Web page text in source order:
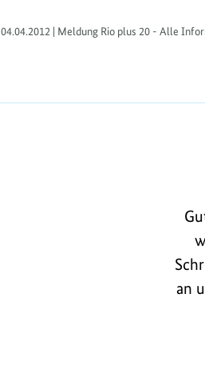
gegründet.
04.04.2012 | Meldung Rio plus 20 - Alle
an